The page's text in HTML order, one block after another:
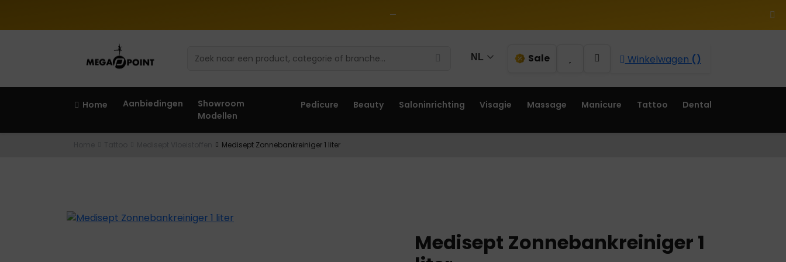
—
NL Sale Winkelwagen ()
Home Aanbiedingen
Showroom
Modellen
Pedicure Beauty Saloninrichting Visagie Massage Manicure Tattoo Dental
Medisept Zonnebankreiniger 1 liter
Medisept Zonnebankreiniger 1